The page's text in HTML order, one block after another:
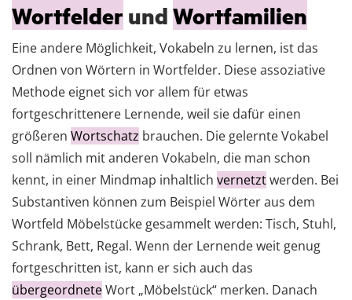
Wortfelder undWortfamilien
Eine andere Möglichkeit, Vokabeln zu lernen, ist das
Ordnen von Wörtern in Wortfelder. Diese assoziative
Methode eignet sich vor allem für etwas
fortgeschrittenere Lernende, weil sie dafür einen
größeren Wortschatz brauchen. Die gelernte Vokabel
soll nämlich mit anderen Vokabeln, die man schon
kennt, in einer Mindmap inhaltlich vernetztwerden. Bei
Substantiven können zum Beispiel Wörter aus dem
Wortfeld Möbelstücke gesammelt werden: Tisch, Stuhl,
Schrank, Bett, Regal. Wenn der Lernende weit genug
fortgeschritten ist, kann er sich auch das
übergeordneteWort „Möbelstück“ merken. Danach